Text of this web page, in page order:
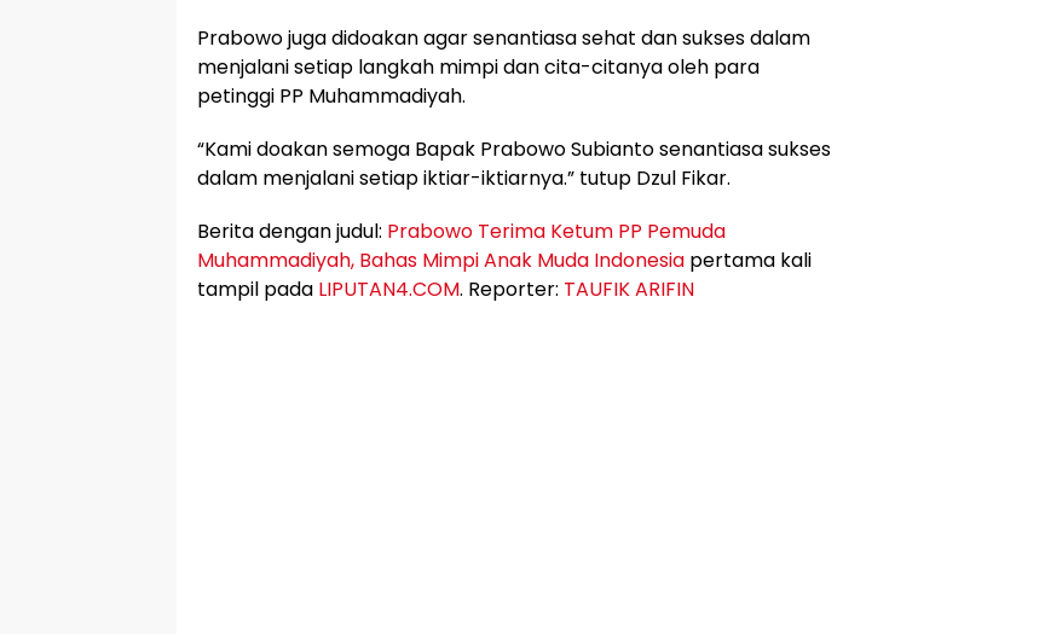
Prabowo juga didoakan agar senantiasa sehat dan sukses dalam
menjalani setiap langkah mimpi dan cita-citanya oleh para
petinggi PP Muhammadiyah.
“Kami doakan semoga Bapak Prabowo Subianto senantiasa sukses
dalam menjalani setiap iktiar-iktiarnya.” tutup Dzul Fikar.
Berita dengan judul: Prabowo Terima Ketum PP Pemuda
Muhammadiyah, Bahas Mimpi Anak Muda Indonesia pertama kali
tampil pada LIPUTAN4.COM. Reporter: TAUFIK ARIFIN